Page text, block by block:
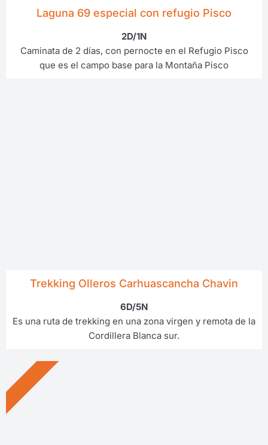
Laguna 69 especial con refugio Pisco
2D/1N
Caminata de 2 días, con pernocte en el Refugio Pisco
que es el campo base para la Montaña Pisco
Trekking Olleros Carhuascancha Chavin
6D/5N
Es una ruta de trekking en una zona virgen y remota de la
Cordillera Blanca sur.
OFERTA